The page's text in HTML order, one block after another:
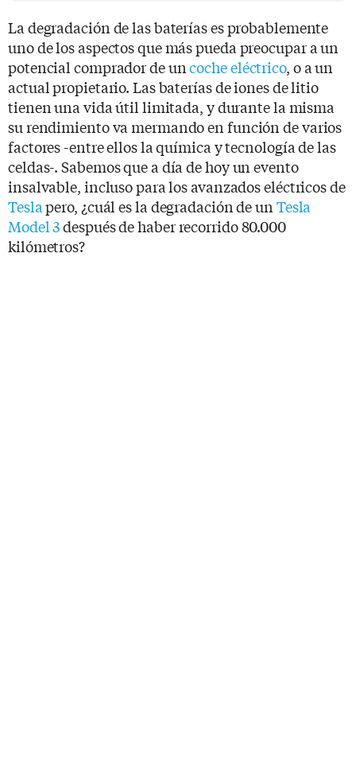
La degradación de las baterías es probablemente
uno de los aspectos que más pueda preocupar a un
potencial comprador de uncoche eléctrico, o a un
actual propietario. Las baterías de iones de litio
tienen una vida útil limitada, y durante la misma
su rendimiento va mermando en función de varios
factores -entre ellos la química y tecnología de las
celdas-. Sabemos que a día de hoy un evento
insalvable, incluso para los avanzados eléctricos de
Teslapero, ¿cuál es la degradación de unTesla
Model 3después de haber recorrido 80.000
kilómetros?